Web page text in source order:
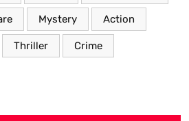
Mystery Action
Thriller Crime